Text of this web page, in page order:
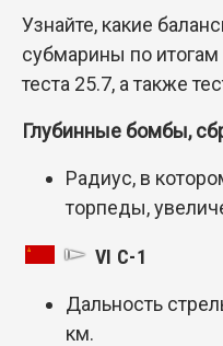
Узнайте, какие
субмарины по
теста 25.7, а также
Глубинные бомбы,
Радиус, в
торпеды,
VI С-1
Дальность
км.